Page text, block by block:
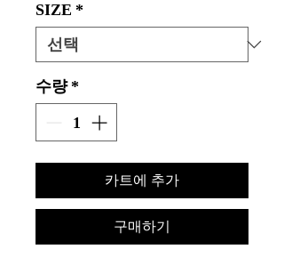
SIZE *
수량 *
카트에 추가
구매하기